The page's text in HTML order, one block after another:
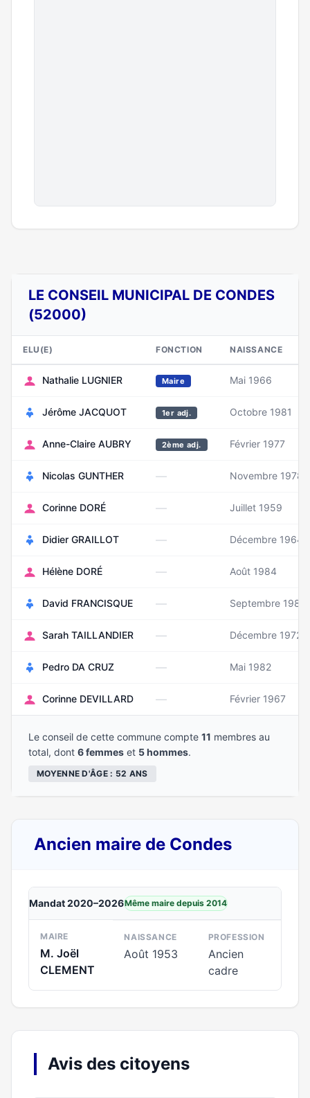
LE CONSEIL MUNICIPAL DE CONDES
(52000)
ELU(E) FONCTION NAISSANCE
Nathalie LUGNIER Maire Mai 1966
Jérôme JACQUOT 1er adj. Octobre 1981
Anne-Claire AUBRY 2ème adj. Février 1977
Nicolas GUNTHER — Novembre 1978
Corinne DORÉ — Juillet 1959
Didier GRAILLOT — Décembre 1964
Hélène DORÉ — Août 1984
David FRANCISQUE — Septembre 1981
Sarah TAILLANDIER — Décembre 1972
Pedro DA CRUZ — Mai 1982
Corinne DEVILLARD — Février 1967
Le conseil de cette commune compte 11 membres au
total, dont 6 femmes et 5 hommes.
MOYENNE D'ÂGE : 52 ANS
Ancien maire de Condes
Mandat 2020–2026Même maire depuis 2014
MAIRE
M. Joël
CLEMENT
NAISSANCE
Août 1953
PROFESSION
Ancien
cadre
Avis des citoyens